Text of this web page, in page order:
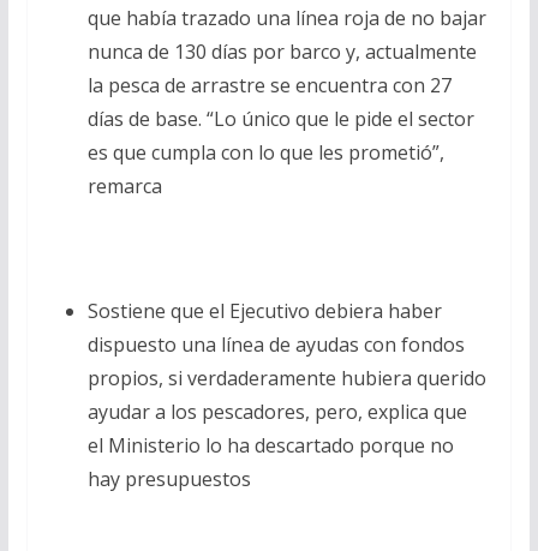
que había trazado una línea roja de no bajar
nunca de 130 días por barco y, actualmente
la pesca de arrastre se encuentra con 27
días de base. “Lo único que le pide el sector
es que cumpla con lo que les prometió”,
remarca
Sostiene que el Ejecutivo debiera haber
dispuesto una línea de ayudas con fondos
propios, si verdaderamente hubiera querido
ayudar a los pescadores, pero, explica que
el Ministerio lo ha descartado porque no
hay presupuestos